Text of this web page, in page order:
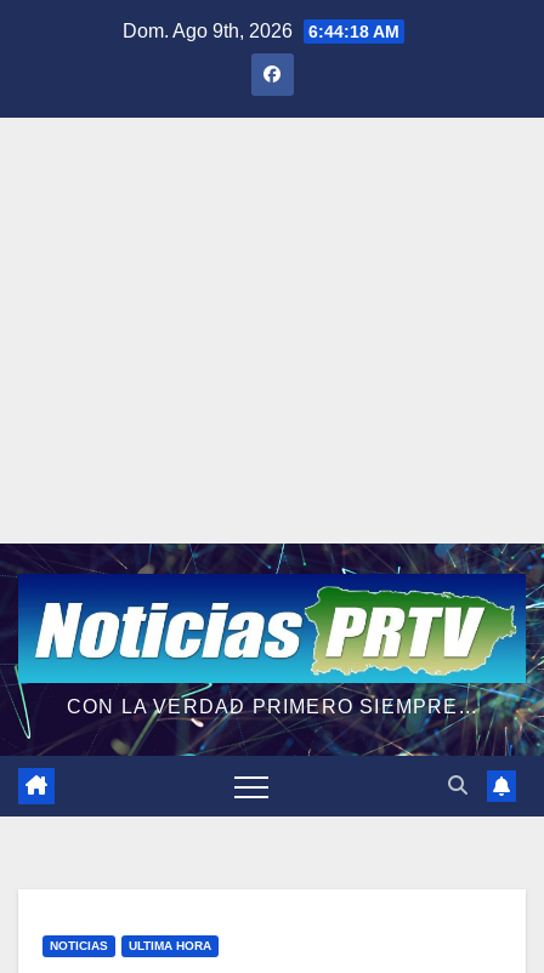
Dom. Ago 9th, 2026 6:44:20 AM
CON LA VERDAD PRIMERO SIEMPRE...
NOTICIAS ULTIMA HORA